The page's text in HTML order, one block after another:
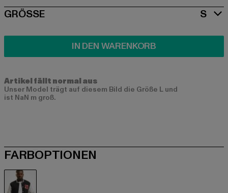
SIZE
GRÖSSE S
IN DEN WARENKORB
Artikel fällt normal aus
Unser Model trägt auf diesem Bild die Größe L und
ist NaN m groß.
FARBOPTIONEN